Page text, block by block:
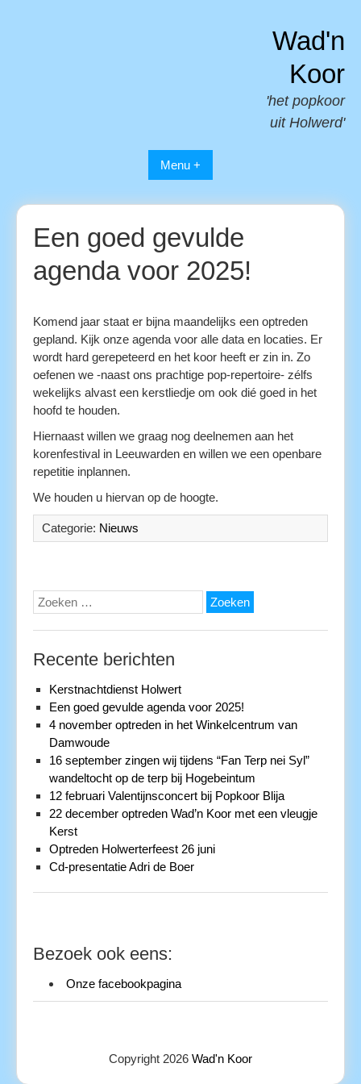
Wad'n
Koor
'het popkoor
uit Holwerd'
Menu +
Een goed gevulde
agenda voor 2025!
Komend jaar staat er bijna maandelijks een optreden
gepland. Kijk onze agenda voor alle data en locaties. Er
wordt hard gerepeteerd en het koor heeft er zin in. Zo
oefenen we -naast ons prachtige pop-repertoire- zélfs
wekelijks alvast een kerstliedje om ook dié goed in het
hoofd te houden.
Hiernaast willen we graag nog deelnemen aan het
korenfestival in Leeuwarden en willen we een openbare
repetitie inplannen.
We houden u hiervan op de hoogte.
Categorie: Nieuws
Zoeken
naar:
Recente berichten
Kerstnachtdienst Holwert
Een goed gevulde agenda voor 2025!
4 november optreden in het Winkelcentrum van
Damwoude
16 september zingen wij tijdens “Fan Terp nei Syl”
wandeltocht op de terp bij Hogebeintum
12 februari Valentijnsconcert bij Popkoor Blija
22 december optreden Wad’n Koor met een vleugje
Kerst
Optreden Holwerterfeest 26 juni
Cd-presentatie Adri de Boer
Bezoek ook eens:
Onze facebookpagina
Copyright 2026 Wad'n Koor